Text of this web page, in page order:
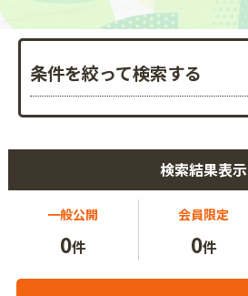
条件を絞って検索する
検索結果表示
一般公開
0件
会員限定
0件